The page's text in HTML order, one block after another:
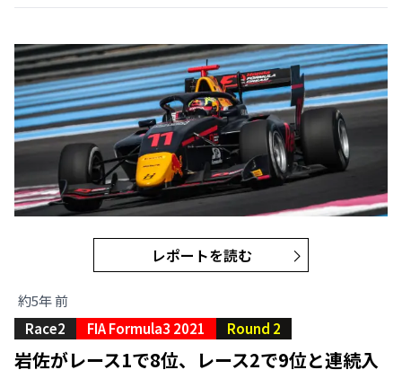
レポートを読む
約5年 前
Race2
FIA Formula3 2021 Round 2
岩佐がレース1で8位、レース2で9位と連続入